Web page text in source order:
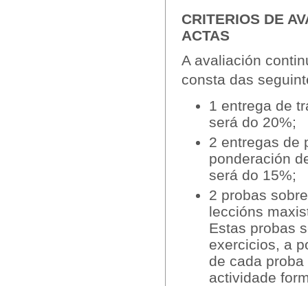
CRITERIOS DE
ACTAS
A avaliación
consta das
1 entrega de
será do 20%;
2 entregas de
ponderación
será do 15%;
2 probas
leccións
Estas probas
exercicios, a
de cada
actividade